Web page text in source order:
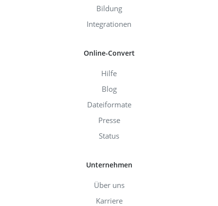
Bildung
Integrationen
Online-Convert
Hilfe
Blog
Dateiformate
Presse
Status
Unternehmen
Über uns
Karriere